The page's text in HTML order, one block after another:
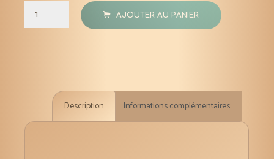
quantité
de
essentielle
10
AJOUTER AU PANIER
Description Informations complémentaires